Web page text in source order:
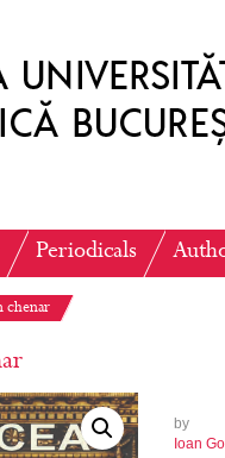
Periodicals
chenar
by
Ioan